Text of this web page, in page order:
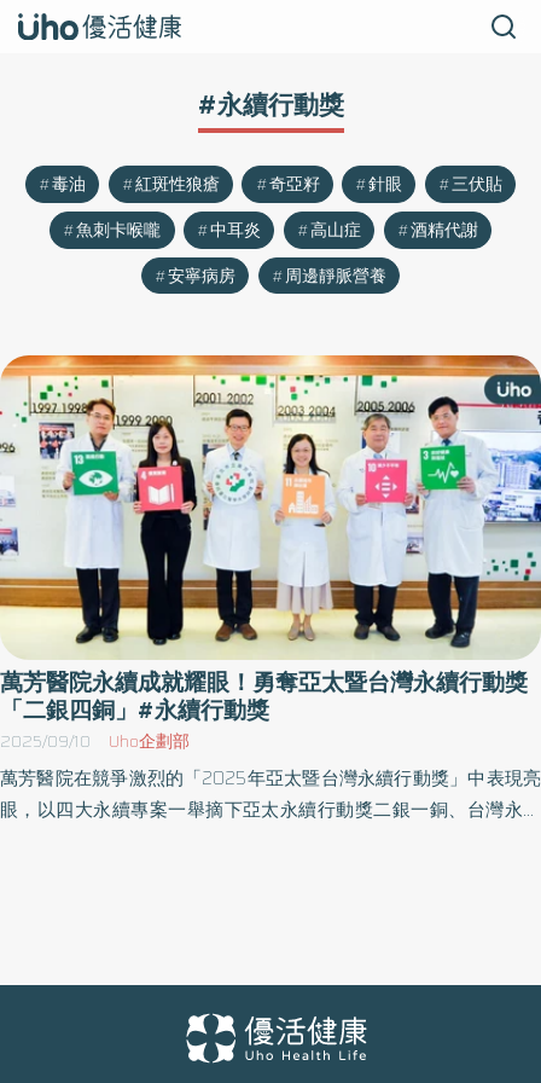
#永續行動獎
毒油 紅斑性狼瘡 奇亞籽 針眼
三伏貼
魚刺卡喉嚨
中耳炎 高山症
酒精代謝
安寧病房
周邊靜脈營養
萬芳醫院永續成就耀眼！勇奪亞太暨台灣永續行動獎
「二銀四銅」#永續行動獎
2025/09/10 Uho企劃部
萬芳醫院在競爭激烈的「2025年亞太暨台灣永續行動獎」中表現亮
眼，以四大永續專案一舉摘下亞太永續行動獎二銀一銅、台灣永續
成功將最新的科學證據轉化為實用知識，不僅舉辦逾300場期刊俱
樂部，更成功推動43項全院性實證案例，顯著提升醫療品質。其影